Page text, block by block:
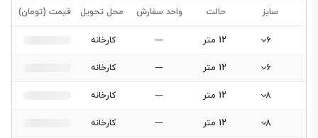
سایز حالت واحد سفارش محل تحویل قیمت (تومان)
6 12 متر — کارخانه
6 12 متر — کارخانه
8 12 متر — کارخانه
8 12 متر — کارخانه